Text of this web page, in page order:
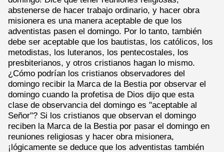
abstenerse de hacer trabajo ordinario, y hacer obra
misionera es una manera aceptable de que los
adventistas pasen el domingo. Por lo tanto, también
debe ser aceptable que los bautistas, los católicos, los
metodistas, los luteranos, los pentecostales, los
presbiterianos, y otros cristianos hagan lo mismo.
¿Cómo podrían los cristianos observadores del
domingo recibir la Marca de la Bestia por observar el
domingo cuando la profetisa de Dios dijo que esta
clase de observancia del domingo es "aceptable al
Señor"? Si los cristianos que observan el domingo
reciben la Marca de la Bestia por pasar el domingo en
reuniones religiosas y hacer obra misionera,
¡lógicamente se deduce que los adventistas también